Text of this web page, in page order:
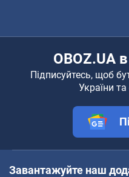
OBOZ.UA
Підписуйтесь, щоб
України та
Завантажуйте наш